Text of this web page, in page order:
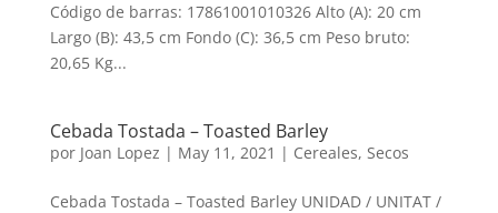
Código de barras: 17861001010326 Alto (A): 20 cm
Largo (B): 43,5 cm Fondo (C): 36,5 cm Peso bruto:
20,65 Kg...
Cebada Tostada – Toasted Barley
por Joan Lopez | May 11, 2021 | Cereales, Secos
Cebada Tostada – Toasted Barley UNIDAD / UNITAT /